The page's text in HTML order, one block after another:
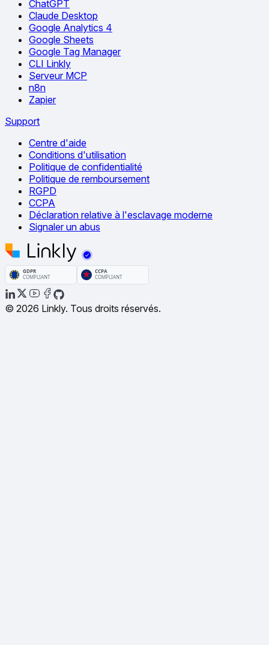
ChatGPT
Claude Desktop
Google Analytics 4
Google Sheets
Google Tag Manager
CLI Linkly
Serveur MCP
n8n
Zapier
Support
Centre d'aide
Conditions d'utilisation
Politique de confidentialité
Politique de remboursement
RGPD
CCPA
Déclaration relative à l'esclavage moderne
Signaler un abus
© 2026 Linkly. Tous droits réservés.